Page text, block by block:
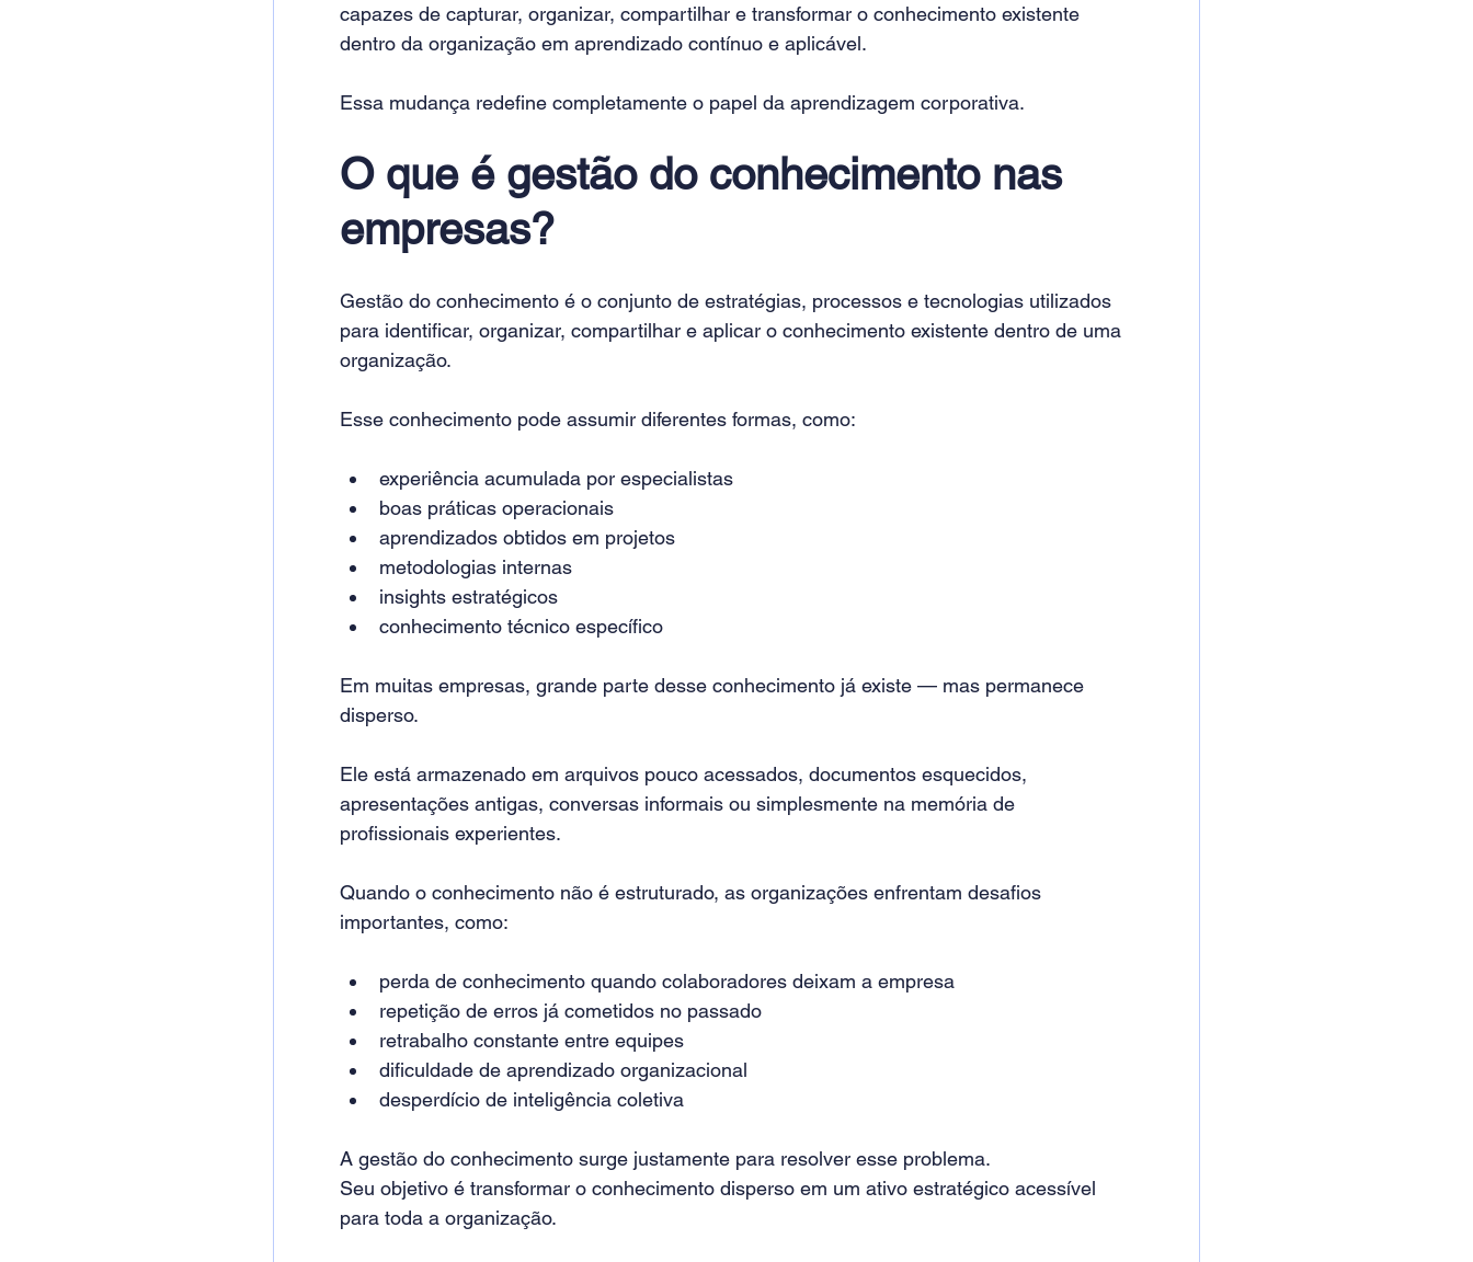
capazes de capturar, organizar, compartilhar e transformar o conhecimento existente
dentro da organização em aprendizado contínuo e aplicável.
Essa mudança redefine completamente o papel da aprendizagem corporativa.
O que é gestão do conhecimento nas
empresas?
Gestão do conhecimento é o conjunto de estratégias, processos e tecnologias utilizados
para identificar, organizar, compartilhar e aplicar o conhecimento existente dentro de uma
organização.
Esse conhecimento pode assumir diferentes formas, como:
experiência acumulada por especialistas
boas práticas operacionais
aprendizados obtidos em projetos
metodologias internas
insights estratégicos
conhecimento técnico específico
Em muitas empresas, grande parte desse conhecimento já existe — mas permanece
disperso.
Ele está armazenado em arquivos pouco acessados, documentos esquecidos,
apresentações antigas, conversas informais ou simplesmente na memória de
profissionais experientes.
Quando o conhecimento não é estruturado, as organizações enfrentam desafios
importantes, como:
perda de conhecimento quando colaboradores deixam a empresa
repetição de erros já cometidos no passado
retrabalho constante entre equipes
dificuldade de aprendizado organizacional
desperdício de inteligência coletiva
A gestão do conhecimento surge justamente para resolver esse problema.
Seu objetivo é transformar o conhecimento disperso em um ativo estratégico acessível
para toda a organização.